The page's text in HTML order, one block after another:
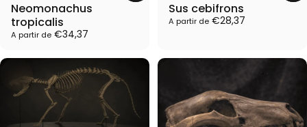
Neomonachus
tropicalis
A partir de €34,37
Sus cebifrons
A partir de €28,37